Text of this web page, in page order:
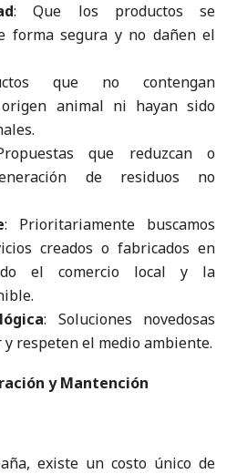
: Que los productos se
forma segura y no dañen el
que no contengan
animal ni hayan sido
que reduzcan o
de residuos no
: Prioritariamente buscamos
creados o fabricados en
el comercio local y la
: Soluciones novedosas
respeten el medio ambiente.
y Mantención
existe un costo único de